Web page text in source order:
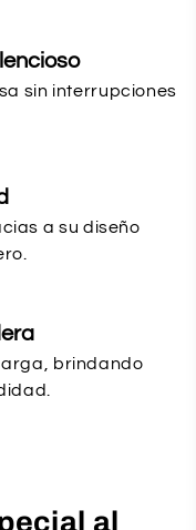
sin interrupciones
a su diseño
brindando
al